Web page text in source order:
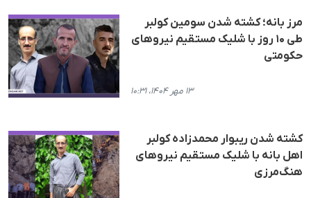
مرز بانه؛ کشته شدن سومین کولبر
طی ۱۰ روز با شلیک مستقیم نیروهای
حکومتی
۱۳ مهر ۱۴۰۴، ۱۰:۳۱
کشته شدن ریبوار محمدزاده کولبر
اهل بانه با شلیک مستقیم نیروهای
هنگ‌مرزی